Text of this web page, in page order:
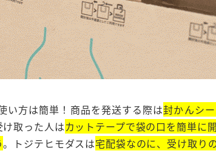
い方は簡単！商品を発送する際は封かんシ
取った人はカットテープで袋の口を簡単に
。トジテヒモダスは宅配袋なのに、受け取り